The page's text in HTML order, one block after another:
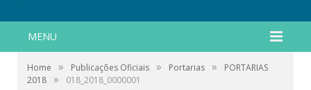
MENU
Home » Publicações Oficiais » Portarias »
PORTARIAS
2018 » 018_2018_0000001